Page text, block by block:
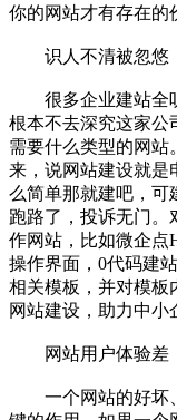
你的网站才有存在的
识人不清被忽悠
很多企业建站全听
根本不去深究这家公
需要什么类型的网站
来，说网站建设就是
么简单那就建吧，可
跑路了，投诉无门。
作网站，比如微企点
操作界面，0代码建
相关模板，并对模板
网站建设，助力中小
网站用户体验差
一个网站的好坏、